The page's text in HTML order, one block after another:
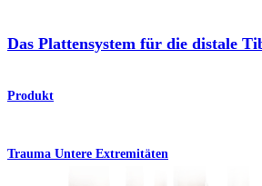
Das Plattensystem für die distale
Produkt
Trauma Untere Extremitäten